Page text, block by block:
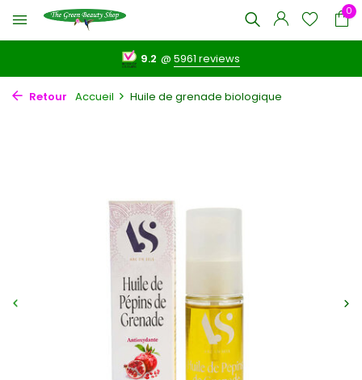
0
9.2 @5961 reviews
Retour Accueil Huile de grenade biologique